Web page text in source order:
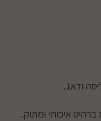
איכותי ומתוק.